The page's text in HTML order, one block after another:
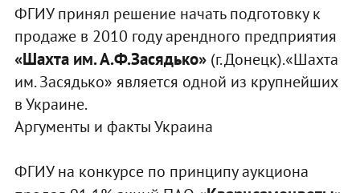
ФГИУ принял решение начать подготовку к
продаже в 2010 году арендного предприятия
«Шахта им. А.Ф.Засядько»(г. Донецк).«Шахта
им. Засядько» является одной из крупнейших
в Украине.
Аргументы и факты Украина
ФГИУ на конкурсе по принципу аукциона